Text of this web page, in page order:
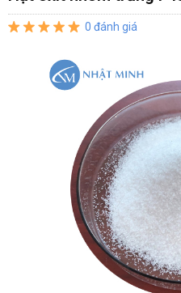
0 đánh giá